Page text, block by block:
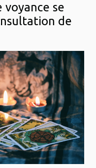
voyance se
de